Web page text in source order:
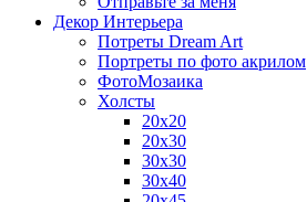
Декор Интерьера
Потреты Dream Art
Портреты по фото акрилом
ФотоМозаика
Холсты
20х20
20х30
30х30
30х40